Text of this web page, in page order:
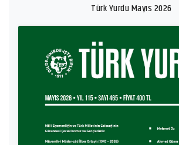
Türk Yurdu Mayıs 2026